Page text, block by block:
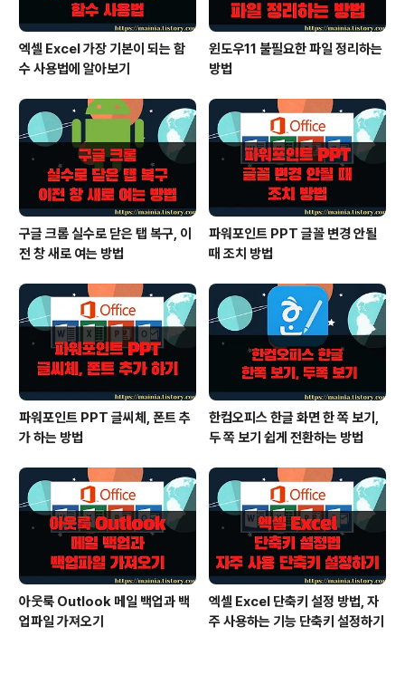
엑셀 Excel 가장 기본이 되는 함
수 사용법에 알아보기
윈도우11 불필요한 파일 정리하는
방법
구글 크롬 실수로 닫은 탭 복구, 이
전 창 새로 여는 방법
파워포인트 PPT 글꼴 변경 안될
때 조치 방법
파워포인트 PPT 글씨체, 폰트 추
가 하는 방법
한컴오피스 한글 화면 한 쪽 보기,
두 쪽 보기 쉽게 전환하는 방법
아웃룩 Outlook 메일 백업과 백
업파일 가져오기
엑셀 Excel 단축키 설정 방법, 자
주 사용하는 기능 단축키 설정하기